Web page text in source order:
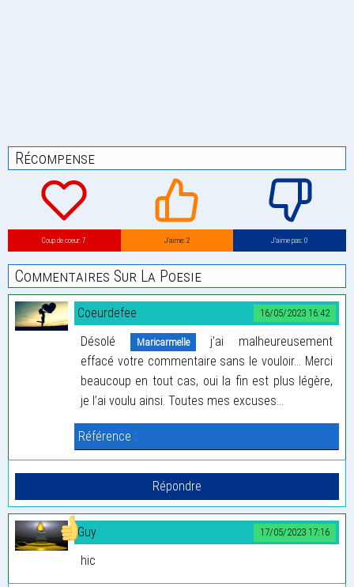
Récompense
Coup de coeur: 7 J’aime: 2 J’aime pas: 0
Commentaires Sur La Poesie
16/05/2023 16:42
Coeurdefee
Désolé
Maricarmelle
j’ai malheureusement
effacé votre commentaire sans le vouloir... Merci
beaucoup en tout cas, oui la fin est plus légère,
je l’ai voulu ainsi. Toutes mes excuses...
Référence :
17/05/2023 17:16
Guy
hic